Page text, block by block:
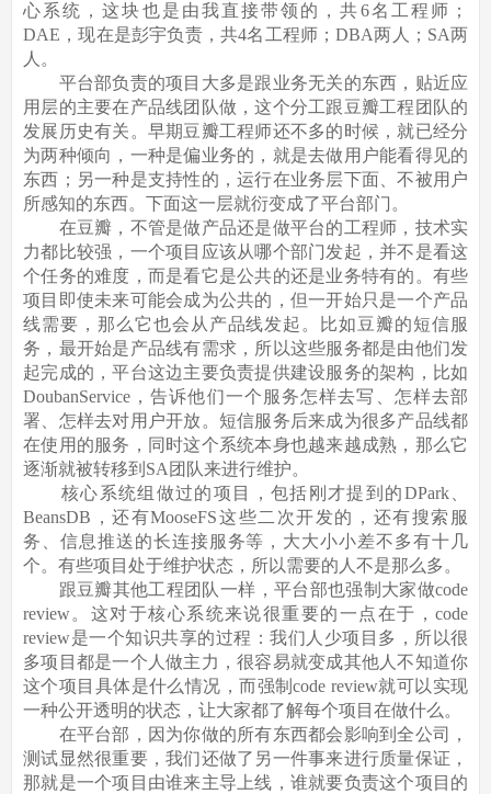
心系统，这块也是由我直接带领的，共6名工程师；
DAE，现在是彭宇负责，共4名工程师；DBA两人；SA两
人。
平台部负责的项目大多是跟业务无关的东西，贴近应
用层的主要在产品线团队做，这个分工跟豆瓣工程团队的
发展历史有关。早期豆瓣工程师还不多的时候，就已经分
为两种倾向，一种是偏业务的，就是去做用户能看得见的
东西；另一种是支持性的，运行在业务层下面、不被用户
所感知的东西。下面这一层就衍变成了平台部门。
在豆瓣，不管是做产品还是做平台的工程师，技术实
力都比较强，一个项目应该从哪个部门发起，并不是看这
个任务的难度，而是看它是公共的还是业务特有的。有些
项目即使未来可能会成为公共的，但一开始只是一个产品
线需要，那么它也会从产品线发起。比如豆瓣的短信服
务，最开始是产品线有需求，所以这些服务都是由他们发
起完成的，平台这边主要负责提供建设服务的架构，比如
DoubanService，告诉他们一个服务怎样去写、怎样去部
署、怎样去对用户开放。短信服务后来成为很多产品线都
在使用的服务，同时这个系统本身也越来越成熟，那么它
逐渐就被转移到SA团队来进行维护。
核心系统组做过的项目，包括刚才提到的DPark、
BeansDB，还有MooseFS这些二次开发的，还有搜索服
务、信息推送的长连接服务等，大大小小差不多有十几
个。有些项目处于维护状态，所以需要的人不是那么多。
跟豆瓣其他工程团队一样，平台部也强制大家做code
review。这对于核心系统来说很重要的一点在于，code
review是一个知识共享的过程：我们人少项目多，所以很
多项目都是一个人做主力，很容易就变成其他人不知道你
这个项目具体是什么情况，而强制code review就可以实现
一种公开透明的状态，让大家都了解每个项目在做什么。
在平台部，因为你做的所有东西都会影响到全公司，
测试显然很重要，我们还做了另一件事来进行质量保证，
那就是一个项目由谁来主导上线，谁就要负责这个项目的